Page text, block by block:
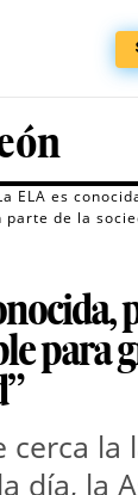
ELA es
de la
para
cerca la
día, la